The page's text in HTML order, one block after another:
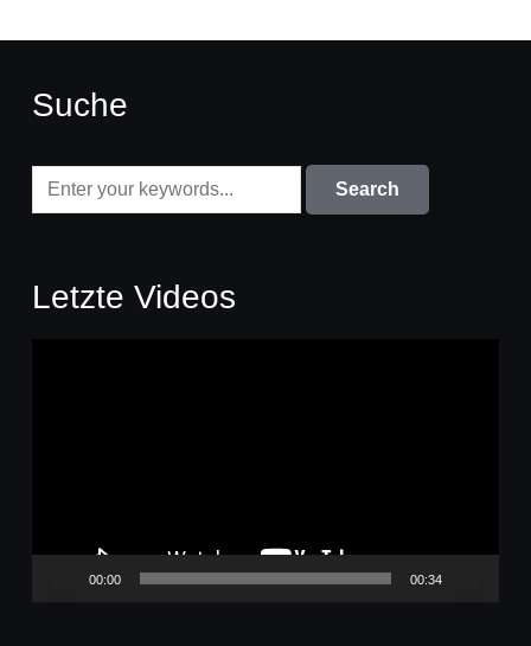
Suche
Letzte Videos
00:00 00:34